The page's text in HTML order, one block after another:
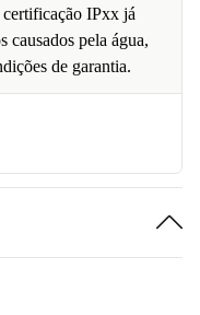
IPxx já
causados pela água,
de garantia.